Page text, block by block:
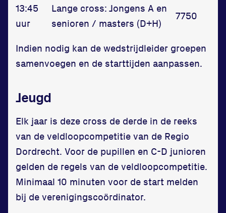
13:45
uur
Lange cross: Jongens A en
senioren / masters (D+H)
7750
Indien nodig kan de wedstrijdleider groepen
samenvoegen en de starttijden aanpassen.
Jeugd
Elk jaar is deze cross de derde in de reeks
van de veldloopcompetitie van de Regio
Dordrecht. Voor de pupillen en C-D junioren
gelden de regels van de veldloopcompetitie.
Minimaal 10 minuten voor de start melden
bij de verenigingscoördinator.